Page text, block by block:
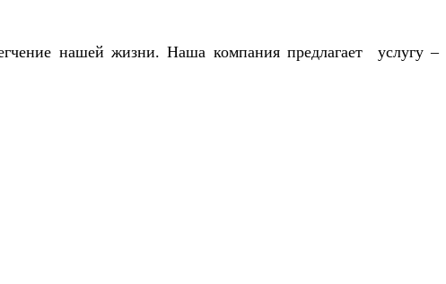
нашей жизни. Наша компания предлагает услугу –